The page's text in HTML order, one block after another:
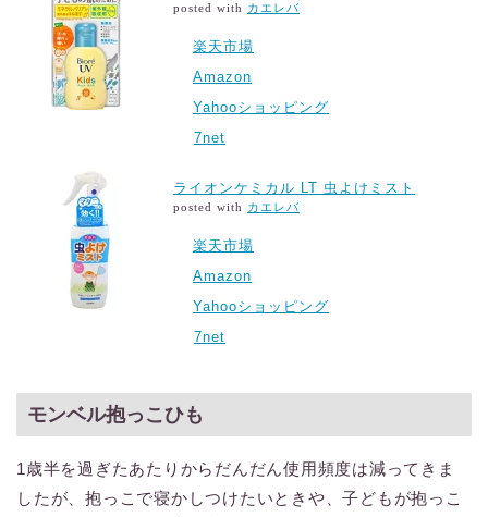
posted with カエレバ
楽天市場
Amazon
Yahooショッピング
7net
ライオンケミカル LT 虫よけミスト
posted with カエレバ
楽天市場
Amazon
Yahooショッピング
7net
モンベル抱っこひも
1歳半を過ぎたあたりからだんだん使用頻度は減ってきま
したが、抱っこで寝かしつけたいときや、子どもが抱っこ